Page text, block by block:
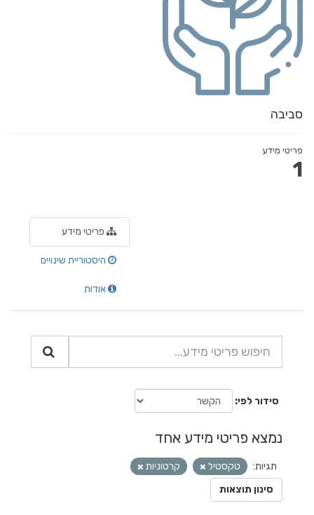
סביבה
פריטי מידע
1
פריטי מידע
היסטוריית שינויים
אודות
סידור לפי
נמצא פריטי מידע אחד
תגיות: טקסטיל
קרטוניות
סינון תוצאות